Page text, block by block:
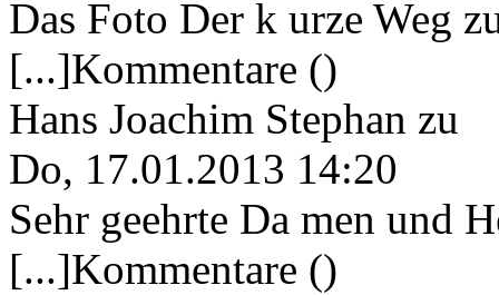
Das Foto Der k urze Weg
[...]Kommentare ()
Hans Joachim Stephan zu
Do, 17.01.2013 14:20
Sehr geehrte Da men und
[...]Kommentare ()